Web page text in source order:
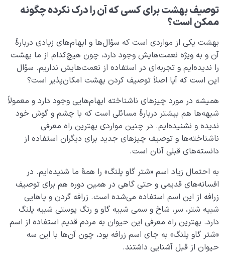
قضا و قدر و اختیار 0/13
ابتلاء و امتحان در زندگی
شیطان دشمن آشکار 0/14
بیماری‌های پنهان روح 0/15
شناخت بهشت و جهنم 0/22
مفهوم قرار مکین یا جایگاه امن چیست و چه اثری بر زندگی
مادی و معنوی انسان دارد؟
بهشت ظهور نفس، آیا ما به مکانی جز ساخته های خود
وارد می شویم؟
آیا توصیف بهشت امکان‌پذیر است؟ چرا خدا نهر عسل و
جوی شراب را مثال زده؟
بررسی قدمت بهشت از منظر عقل و ایمان؛ آیا بهشت پیش
توصیف بهشت برای کسی که آن را درک نکرده چگونه
ممکن است؟
بهشت یکی از مواردی است که سؤال‌ها و ابهام‌های زیادی دربارۀ
آن و به ویژه نعمت‌هایش وجود دارد، چون هیچ‌کدام از ما بهشت
را ندیده‌ایم و تجربه‌ای در استفاده از نعمت‌هایش نداریم. سؤال
این است که آیا اصلاً توصیف کردن بهشت امکان‌پذیر است؟
همیشه در مورد چیزهای ناشناخته ابهام‌هایی وجود دارد و معمولاً
شبهه‌ها هم بیشتر دربارۀ مسائلی است که با چشم و گوش خود
ندیده و نشنیده‌ایم. در چنین مواردی بهترین راه معرفی
ناشناخته‌ها و توصیف چیزهای جدید برای دیگران استفاده از
دانسته‌های قبلی آنان است.
به احتمال زیاد اسم «شتر گاو پلنگ» را همۀ ما شنیده‌ایم. در
افسانه‌های قدیمی و حتی گاهی در همین دوره هم برای توصیف
زرافه از این اسم استفاده می‌شده است. زرافه گردن و پاهایی
شبیه شتر، سر، شاخ و سمی شبیه گاو و رنگ پوستی شبیه پلنگ
دارد. بهترین راه معرفی این حیوان به مردم قدیم استفاده از اسم
«شتر گاو پلنگ» به جای اسم زرافه بود، چون آن‌ها با این سه
حیوان از قبل آشنایی داشتند.